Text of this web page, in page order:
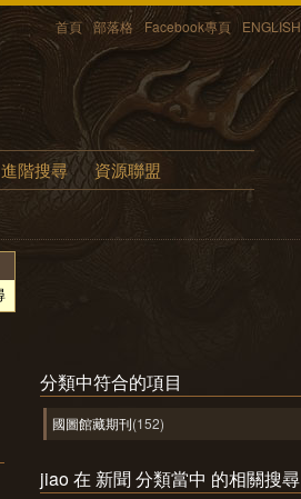
首頁 部落格 Facebook專頁 ENGLISH
進階搜尋 資源聯盟
分類中符合的項目
國圖館藏期刊(152)
jiao 在 新聞 分類當中 的相關搜尋